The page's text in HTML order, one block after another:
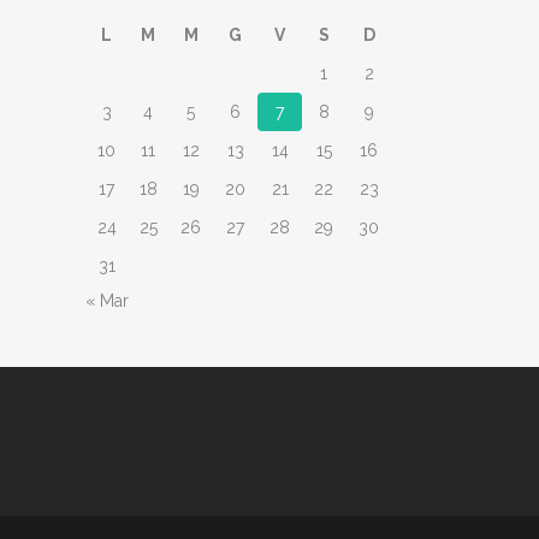
L M M G V S
D
1
2
3
4 5 6 7 8
9
10
11 12 13 14 15
16
17
18 19 20 21 22
23
24
25 26 27 28 29
30
31
« Mar